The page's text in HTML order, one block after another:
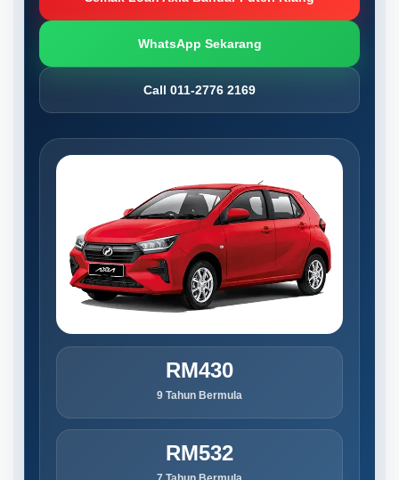
WhatsApp Sekarang
Call 011-2776 2169
RM430
9 Tahun Bermula
RM532